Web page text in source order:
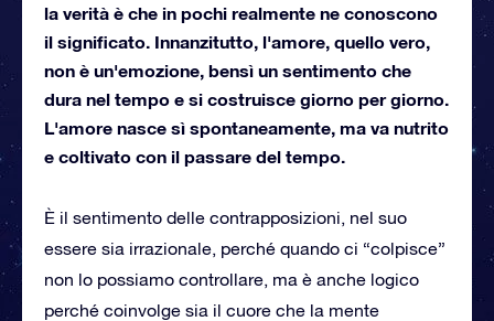
la verità è che in pochi realmente ne conoscono
il significato. Innanzitutto, l'amore, quello vero,
non è un'emozione, bensì un sentimento che
dura nel tempo e si costruisce giorno per giorno.
L'amore nasce sì spontaneamente, ma va nutrito
e coltivato con il passare del tempo.
È il sentimento delle contrapposizioni, nel suo
essere sia irrazionale, perché quando ci “colpisce”
non lo possiamo controllare, ma è anche logico
perché coinvolge sia il cuore che la mente